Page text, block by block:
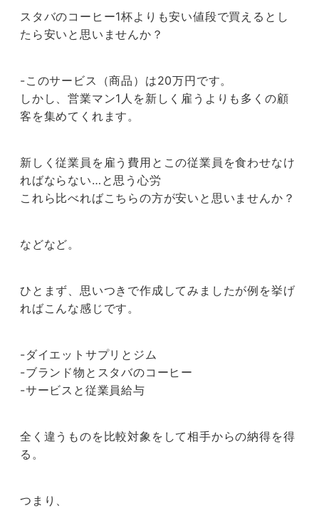
スタバのコーヒー1杯よりも安い値段で買えるとし
たら安いと思いませんか？
-このサービス（商品）は20万円です。
しかし、営業マン1人を新しく雇うよりも多くの顧
客を集めてくれます。
新しく従業員を雇う費用とこの従業員を食わせなけ
ればならない…と思う心労
これら比べればこちらの方が安いと思いませんか？
などなど。
ひとまず、思いつきで作成してみましたが例を挙げ
ればこんな感じです。
-ダイエットサプリとジム
-ブランド物とスタバのコーヒー
-サービスと従業員給与
全く違うものを比較対象をして相手からの納得を得
る。
つまり、